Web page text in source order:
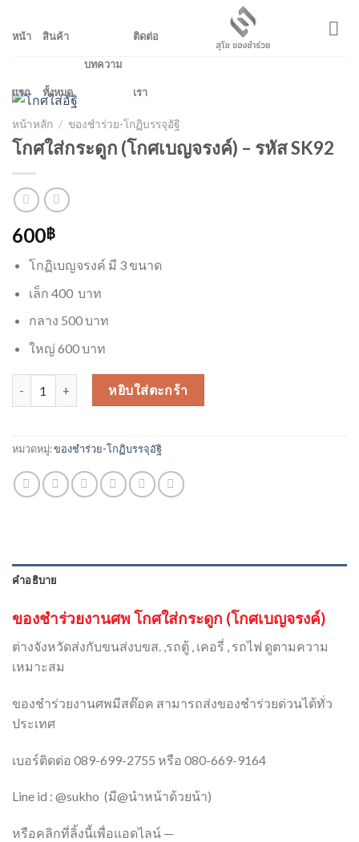
หน้า
แรก
สินค้า
ทั้งหมด
บทความ
ติดต่อ
เรา
หน้าหลัก / ของชำร่วย-โกฏิบรรจุอัฐิ
โกศใส่กระดูก (โกศเบญจรงค์) – รหัส SK92
600฿
โกฏิเบญจรงค์ มี 3 ขนาด
เล็ก 400 บาท
กลาง 500 บาท
ใหญ่ 600 บาท
จำนวน โกศใส่กระดูก (โกศเบญจรงค์) - รหัส SK92 ชิ้น
หยิบใส่ตะกร้า
หมวดหมู่:ของชำร่วย-โกฏิบรรจุอัฐิ
คำอธิบาย
ของชำร่วยงานศพ โกศใส่กระดูก (โกศเบญจรงค์)
ต่างจังหวัดส่งกับขนส่งบขส. ,รถตู้ , เคอรี่ , รถไฟ ดูตามความ
เหมาะสม
ของชำร่วยงานศพมีสต๊อค สามารถส่งของชำร่วยด่วนได้ทั่ว
ประเทศ
เบอร์ติดต่อ 089-699-2755 หรือ 080-669-9164
Line id : @sukho (มี@นำหน้าด้วยน้า)
หรือคลิกที่ลิ้งนี้เพื่อแอดไลน์ —